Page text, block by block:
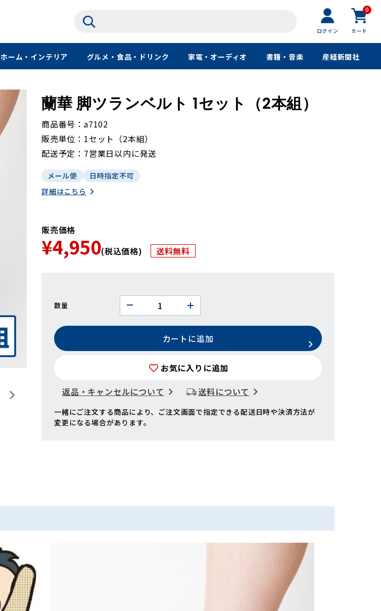
ログイン
0
カート
ホーム・インテリア グルメ・食品・ドリンク 家電・オーディオ 書籍・音楽 産経新聞社
蘭華 脚ツランベルト 1セット（2本組）
商品番号
a7102
販売単位
1セット（2本組）
配送予定
7営業日以内に発送
メール便
日時指定不可
詳細はこちら
販売価格
¥4,950(税込価格) 送料無料
数量
カートに追加
お気に入りに追加
返品・キャンセルについて
送料について
一緒にご注文する商品により、ご注文画面で指定できる配送日時や決済方法が
変更になる場合があります。